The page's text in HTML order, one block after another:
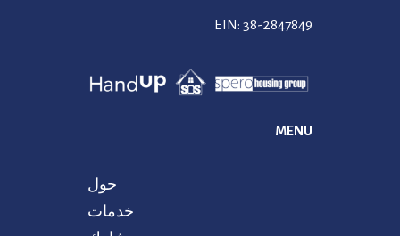
EIN: 38-2847849
MENU
حول
خدمات